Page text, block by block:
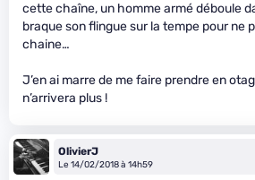
cette chaîne, un homme armé déboule
braque son flingue sur la tempe pour ne
chaine…
J’en ai marre de me faire prendre en
n’arrivera plus !
OlivierJ
Le 14/02/2018 à 14h59